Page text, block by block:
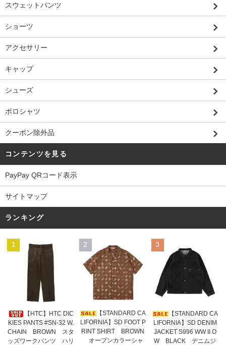
スウェットパンツ
ショーツ
アクセサリー
キャップ
シューズ
ポロシャツ
クーポン除外品
コンテンツを見る
PayPay QRコード表示
サイトマップ
ランキング
1
【HTC】HTC DIC
KIES PANTS #SN-32 W.
CHAIN BROWN スタ
ッズワークパンツ ハリ
2
【STANDARD CA
LIFORNIA】SD FOOT P
RINT SHIRT BROWN
オープンカラーシャ
3
【STANDARD CA
LIFORNIA】SD DENIM
JACKET S996 WW II O
W BLACK デニムジ